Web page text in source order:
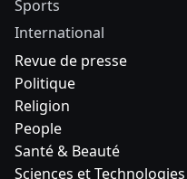
Sports
International
Revue de presse
Politique
Religion
People
Santé & Beauté
Sciences et Technologies